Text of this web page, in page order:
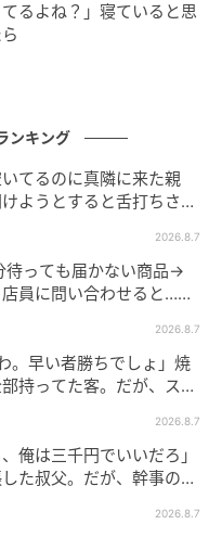
るよね？」寝ていると思
ンキング
てるのに真隣に来た親
ようとすると舌打ちさ
2026.8.7
待っても届かない商品→
店員に問い合わせると…そ
2026.8.7
。早い者勝ちでしょ」焼
持ってた客。だが、スタ
2026.8.7
俺は三千円でいいだろ」
た叔父。だが、幹事のい
2026.8.7